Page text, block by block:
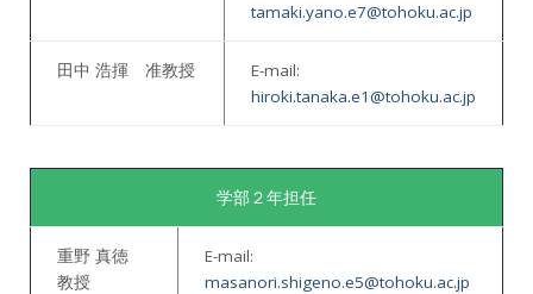
tamaki.yano.e7@tohoku.ac.jp
田中 浩揮 准教授
E-mail:
hiroki.tanaka.e1@tohoku.ac.jp
学部２年担任
重野 真徳
教授
E-mail:
masanori.shigeno.e5@tohoku.ac.jp